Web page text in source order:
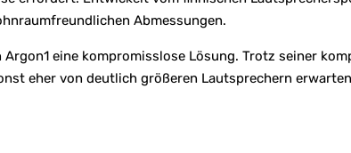
Abmessungen.
eine kompromisslose Lösung. Trotz seiner
eher von deutlich größeren Lautsprechern